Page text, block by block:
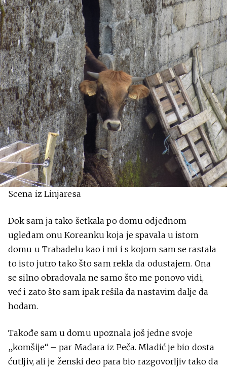
Scena iz Linjaresa
Dok sam ja tako šetkala po domu odjednom
ugledam onu Koreanku koja je spavala u istom
domu u Trabadelu kao i mi i s kojom sam se rastala
to isto jutro tako što sam rekla da odustajem. Ona
se silno obradovala ne samo što me ponovo vidi,
već i zato što sam ipak rešila da nastavim dalje da
hodam.
Takođe sam u domu upoznala još jedne svoje
„komšije“ – par Mađara iz Peča. Mladić je bio dosta
ćutljiv, ali je ženski deo para bio razgovorljiv tako da